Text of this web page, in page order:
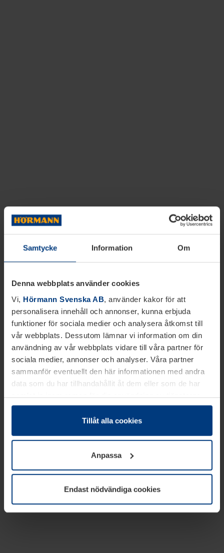
Samtycke Information Om
Denna webbplats använder cookies
Vi, Hörmann Svenska AB, använder kakor för att
personalisera innehåll och annonser, kunna erbjuda
funktioner för sociala medier och analysera åtkomst till
vår webbplats. Dessutom lämnar vi information om din
användning av vår webbplats vidare till våra partner för
sociala medier, annonser och analyser. Våra partner
sammanför eventuellt den här informationen med andra
data som du har tillhandahållit åt dem eller som de har
samlat in inom ramen för din användning av tjänsterna.
Juridiskt kan vi lagra kakor på din enhet, om de är
absolut nödvändiga för driften av den här webbplatsen.
godkännande kan du när som helst ändra eller återkalla i
informationen om kakor underDataskyddsförklaring
vår webbplats.
Tillåt alla cookies
Anpassa
Endast nödvändiga cookies